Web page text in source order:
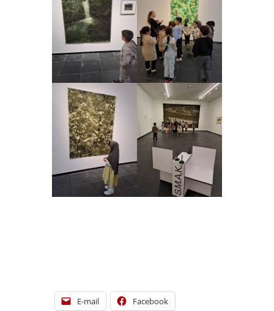
E-mail Facebook